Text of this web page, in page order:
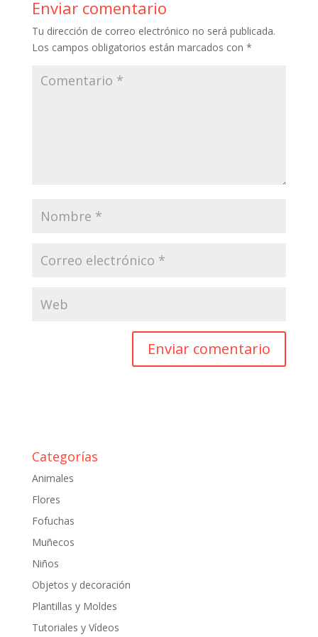
o
k
p
p
ti
r
Enviar comentario
Tu dirección de correo electrónico no será publicada.
Los campos obligatorios están marcados con *
Categorías
Animales
Flores
Fofuchas
Muñecos
Niños
Objetos y decoración
Plantillas y Moldes
Tutoriales y Vídeos